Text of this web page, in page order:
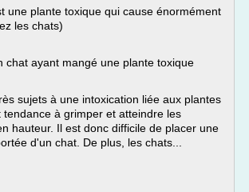
une plante toxique qui cause énormément
les chats)
chat ayant mangé une plante toxique
sujets à une intoxication liée aux plantes
tendance à grimper et atteindre les
hauteur. Il est donc difficile de placer une
d'un chat. De plus, les chats...